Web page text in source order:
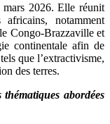
2026. Elle réunit
notamment
Congo-Brazzaville et
continentale afin de
que l’extractivisme,
des terres.
abordées